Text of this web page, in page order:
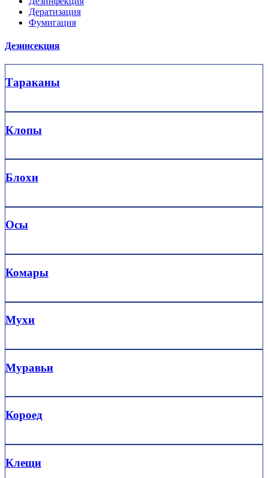
Дератизация
Фумигация
Дезинсекция
Тараканы
Клопы
Блохи
Осы
Комары
Мухи
Муравьи
Короед
Клещи